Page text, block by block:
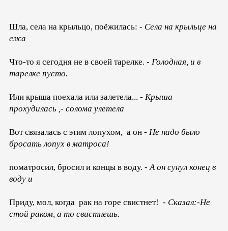
Шла, села на крыльцо, поёжилась: - Села на крыльце на
ежа
Что-то я сегодня не в своей тарелке. - Голодная, и в
тарелке пусто.
Или крыша поехала или залетела... - Крыша
прохудилась ,- солома улетела
Вот связалась с этим лопухом, а он - Не надо было
бросать лопух в матроса!
поматросил, бросил и концы в воду. - А он сунул конец в
воду и
Приду, мол, когда рак на горе свистнет! - Сказал:-Не
стой раком, а то свистнешь.